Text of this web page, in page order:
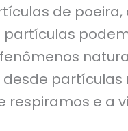
de poeira,
partículas
e a